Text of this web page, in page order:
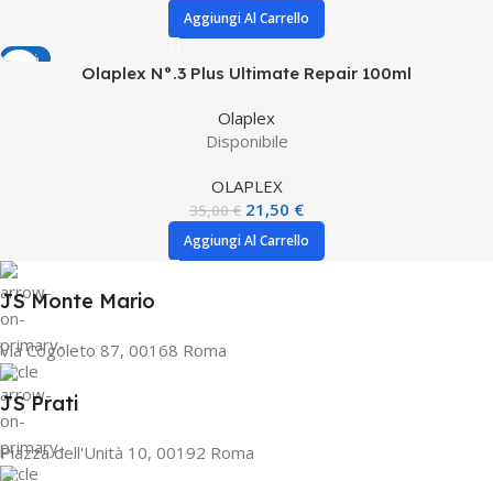
Aggiungi Al Carrello
-39%
Olaplex N°.3 Plus Ultimate Repair 100ml
Olaplex
Disponibile
OLAPLEX
35,00€ 21,50 €
Aggiungi Al Carrello
JS Monte Mario
Via Cogoleto 87, 00168 Roma
JS Prati
Piazza dell'Unità 10, 00192 Roma